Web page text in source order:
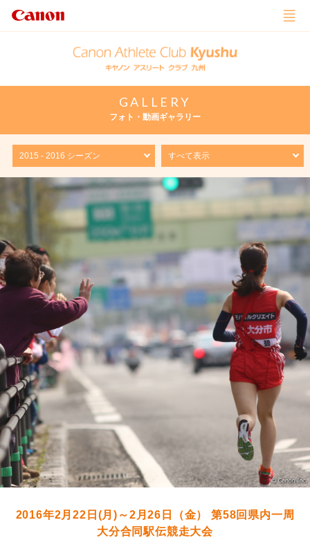
GALLERY
フォト・動画ギャラリー
2016年2月22日(月)～2月26日（金） 第58回県内一周
大分合同駅伝競走大会